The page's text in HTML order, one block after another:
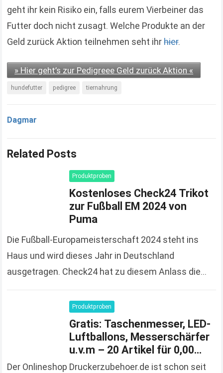
geht ihr kein Risiko ein, falls eurem Vierbeiner das
Futter doch nicht zusagt. Welche Produkte an der
Geld zurück Aktion teilnehmen seht ihrhier.
» Hier geht’s zur Pedigreee Geld zurück Aktion «
hundefutter pedigree tiernahrung
Dagmar
Related Posts
Produktproben
Kostenloses Check24 Trikot
zur Fußball EM 2024 von
Puma
Die Fußball-Europameisterschaft 2024 steht ins
Haus und wird dieses Jahr in Deutschland
ausgetragen. Check24 hat zu diesem Anlass die
solange der Vorrat reicht und 100%…
Produktproben
Gratis: Taschenmesser, LED-
Luftballons, Messerschärfer
u.v.m – 20 Artikel für 0,00
Euro bestellen
Der Onlineshop Druckerzubehoer.de ist schon seit